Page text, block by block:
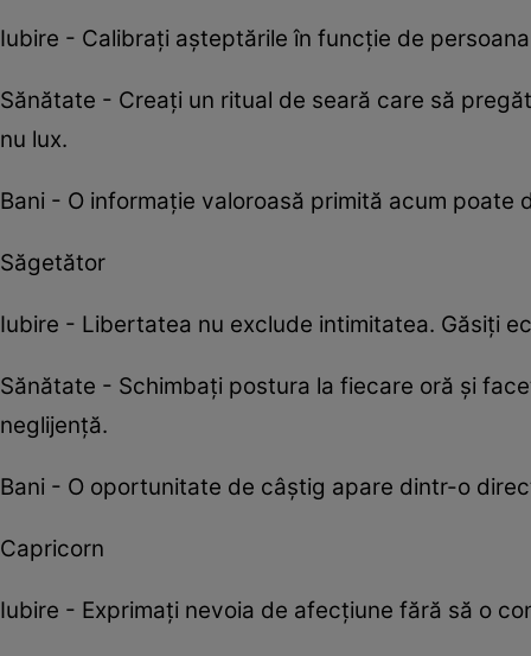
Iubire - Calibrați așteptările în funcție de
Sănătate - Creați un ritual de seară care să
nu lux.
Bani - O informație valoroasă primită acum
Săgetător
Iubire - Libertatea nu exclude intimitatea. Găsiți
Sănătate - Schimbați postura la fiecare oră și
neglijență.
Bani - O oportunitate de câștig apare dintr-o
Capricorn
Iubire - Exprimați nevoia de afecțiune fără să o